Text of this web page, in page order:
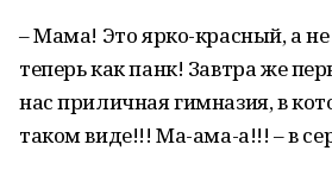
– Мама! Это ярко-красный, а
теперь как панк! Завтра же
нас приличная гимназия, в
таком виде!!! Ма-ама-а!!! – в